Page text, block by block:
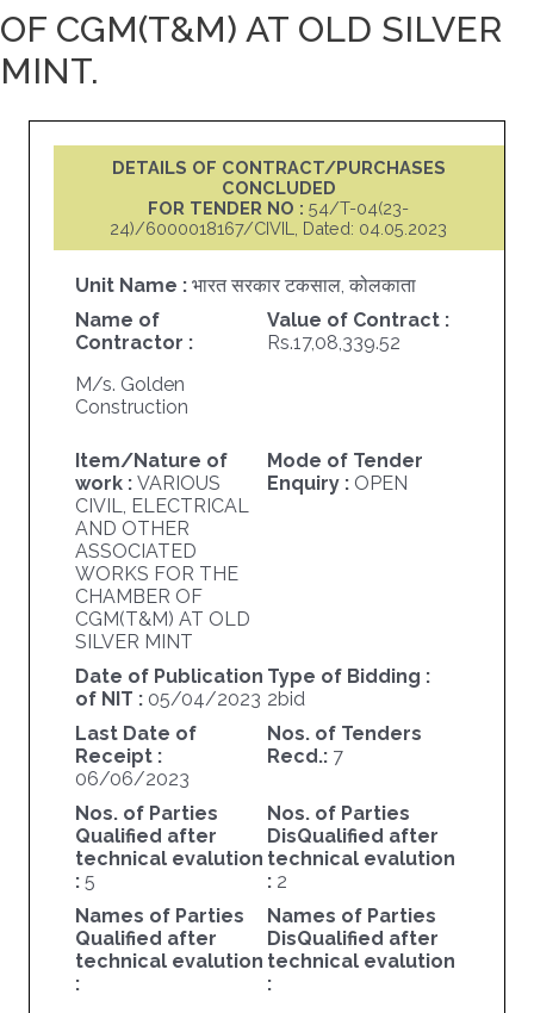
OF CGM(T&M) AT OLD SILVER
MINT.
DETAILS OF CONTRACT/PURCHASES
CONCLUDED
FOR TENDER NO :54/T-04(23-
24)/6000018167/CIVIL, Dated: 04.05.2023
Unit Name : भारत सरकार टकसाल, कोलकाता
Name of
Contractor :
M/s. Golden
Construction
Value of Contract :
Rs.17,08,339.52
Item/Nature of
work : VARIOUS
CIVIL, ELECTRICAL
AND OTHER
ASSOCIATED
WORKS FOR THE
CHAMBER OF
CGM(T&M) AT OLD
SILVER MINT
Mode of Tender
Enquiry : OPEN
Date of Publication
of NIT : 05/04/2023
Type of Bidding :
2bid
Last Date of
Receipt :
06/06/2023
Nos. of Tenders
Recd.: 7
Nos. of Parties
Qualified after
technical evalution
: 5
Nos. of Parties
DisQualified after
technical evalution
: 2
Names of Parties
Qualified after
technical evalution
:
Names of Parties
DisQualified after
technical evalution
: